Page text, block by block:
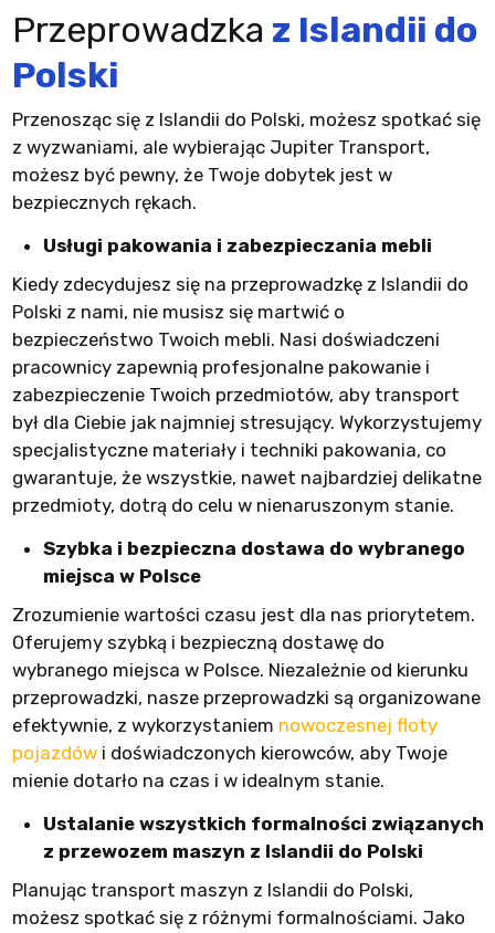
Przeprowadzka z Islandii do
Polski
Przenosząc się z Islandii do Polski, możesz spotkać się
z wyzwaniami, ale wybierając Jupiter Transport,
możesz być pewny, że Twoje dobytek jest w
bezpiecznych rękach.
Usługi pakowania i zabezpieczania mebli
Kiedy zdecydujesz się na przeprowadzkę z Islandii do
Polski z nami, nie musisz się martwić o
bezpieczeństwo Twoich mebli. Nasi doświadczeni
pracownicy zapewnią profesjonalne pakowanie i
zabezpieczenie Twoich przedmiotów, aby transport
był dla Ciebie jak najmniej stresujący. Wykorzystujemy
specjalistyczne materiały i techniki pakowania, co
gwarantuje, że wszystkie, nawet najbardziej delikatne
przedmioty, dotrą do celu w nienaruszonym stanie.
Szybka i bezpieczna dostawa do wybranego
miejsca w Polsce
Zrozumienie wartości czasu jest dla nas priorytetem.
Oferujemy szybką i bezpieczną dostawę do
wybranego miejsca w Polsce. Niezależnie od kierunku
przeprowadzki, nasze przeprowadzki są organizowane
efektywnie, z wykorzystaniem nowoczesnej floty
pojazdówi doświadczonych kierowców, aby Twoje
mienie dotarło na czas i w idealnym stanie.
Ustalanie wszystkich formalności związanych
z przewozem maszyn z Islandii do Polski
Planując transport maszyn z Islandii do Polski,
możesz spotkać się z różnymi formalnościami. Jako